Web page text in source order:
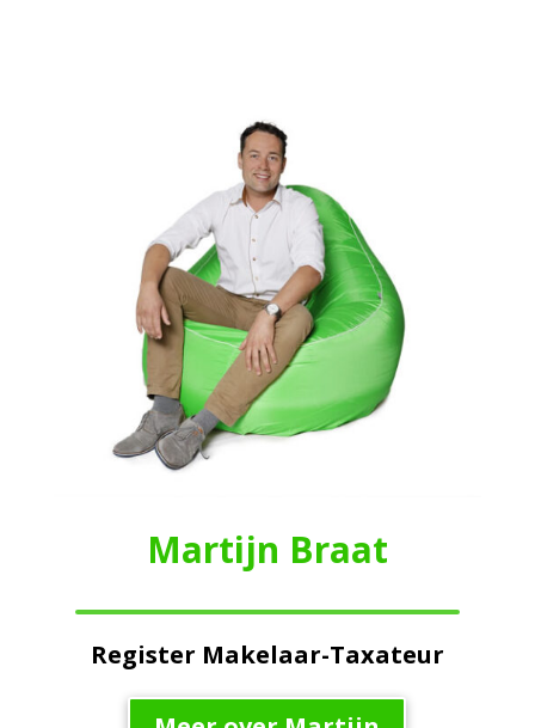
Martijn Braat
Register Makelaar-Taxateur